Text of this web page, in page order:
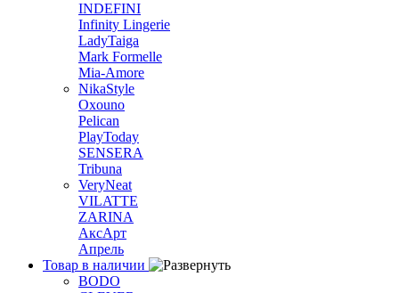
INDEFINI
Infinity Lingerie
LadyTaiga
Mark Formelle
Mia-Amore
NikaStyle
Oxouno
Pelican
PlayToday
SENSERA
Tribuna
VeryNeat
VILATTE
ZARINA
АксАрт
Апрель
Товар в наличии
BODO